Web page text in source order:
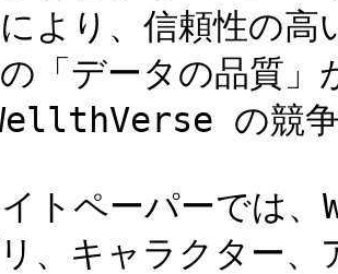
より、信頼性の
「データの品質
の競争
トペーパーでは
、キャラクター